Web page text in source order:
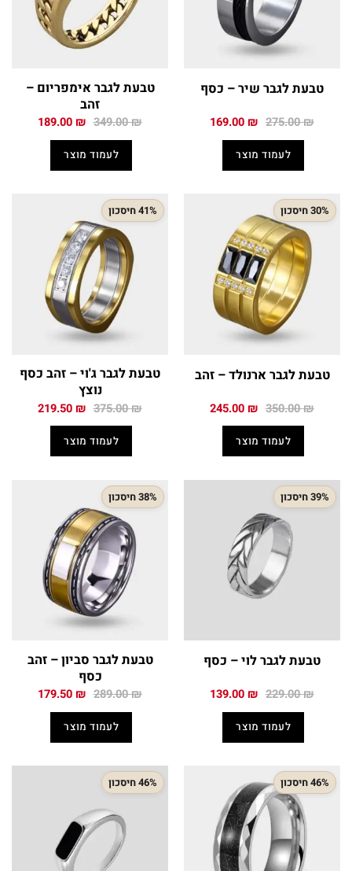
טבעת לגבר שיר – כסף
275.00₪ המחיר
היה:
275.00 ₪.
169.00 ₪ המחיר
לעמוד מוצר
טבעת לגבר אימפריום –
זהב
349.00₪ המחיר
היה:
349.00 ₪.
189.00 ₪ המחיר
לעמוד מוצר
30% חיסכון
טבעת לגבר ארנולד – זהב
350.00₪ המחיר
350.00 ₪.
245.00 ₪ המחיר
לעמוד מוצר
41% חיסכון
טבעת לגבר ג'וי – זהב כסף
נוצץ
375.00₪ המחיר
375.00 ₪.
219.50 ₪ המחיר
לעמוד מוצר
39% חיסכון
טבעת לגבר לוי – כסף
229.00₪ המחיר
היה:
229.00 ₪.
139.00 ₪ המחיר
לעמוד מוצר
38% חיסכון
טבעת לגבר סביון – זהב
כסף
289.00₪ המחיר
היה:
289.00 ₪.
179.50 ₪ המחיר
לעמוד מוצר
46% חיסכון 46% חיסכון